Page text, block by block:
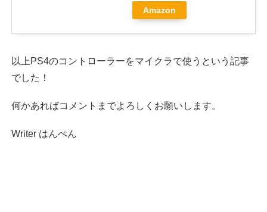
Amazon
以上PS4のコントローラーをマイクラで使うという記事
でした！
何かあればコメントまでよろしくお願いします。
Writer はんぺん